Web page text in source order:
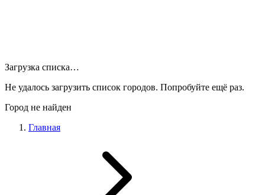
Загрузка списка…
Не удалось загрузить список городов. Попробуйте ещё раз.
Город не найден
Главная